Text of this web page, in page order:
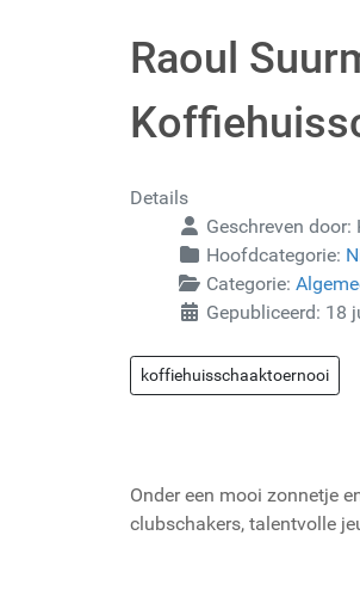
Raoul
Details
Geschreven door:
Hoofdcategorie:
Categorie:
Gepubliceerd: 18
koffiehuisschaaktoernooi
Onder een mooi zonnetje
clubschakers, talentvolle